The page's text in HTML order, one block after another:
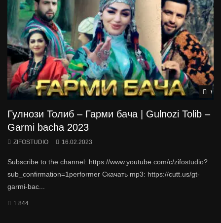
Гулнози Толиб – Гарми бача | Gulnozi Tolib –
Garmi bacha 2023
ZIFOSTUDIO 16.02.2023
Subscribe to the channel: https://www.youtube.com/c/zifostudio?
sub_confirmation=1performer Скачать mp3: https://cutt.us/gt-
garmi-bac...
1 844